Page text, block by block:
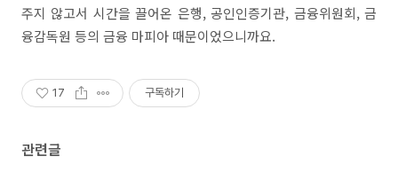
주지 않고서 시간을 끌어온 은행, 공인인증기관, 금융위원회, 금
융감독원 등의 금융 마피아 때문이었으니까요.
17 구독하기
관련글